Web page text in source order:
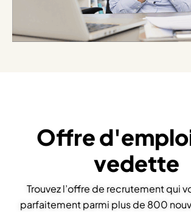
Offre
vedette
Trouvez l’offre de recrutement qui
parfaitement parmi plus de 800